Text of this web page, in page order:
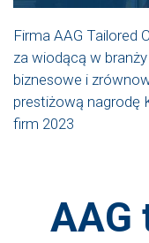
Firma AAG Tailored
za wiodącą w
biznesowe i
prestiżową nagrodę
firm 2023
AAG